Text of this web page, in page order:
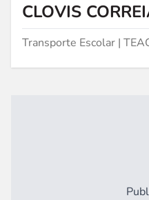
CLOVIS
Transporte Escolar |